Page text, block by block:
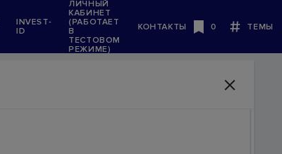
INVEST-
ID
ЛИЧНЫЙ
КАБИНЕТ
(РАБОТАЕТ
В
ТЕСТОВОМ
РЕЖИМЕ)
КОНТАКТЫ 0 ТЕМЫ
Будь в курсе